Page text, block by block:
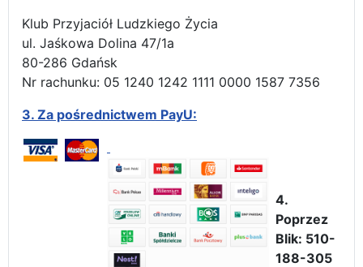
Klub Przyjaciół Ludzkiego Życia
ul. Jaśkowa Dolina 47/1a
80-286 Gdańsk
Nr rachunku: 05 1240 1242 1111 0000 1587 7356
3. Za pośrednictwem PayU:
4.
Poprzez
Blik: 510-
188-305